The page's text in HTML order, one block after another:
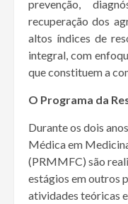
prevenção,
recuperação dos
altos índices de
integral, com
que constituem a
O Programa da
Durante os dois
Médica em
(PRMMFC) são
estágios em outros
atividades teóricas